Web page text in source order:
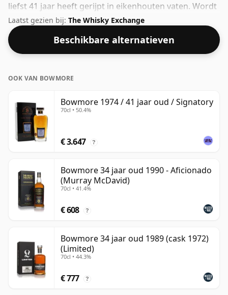
liefst 41 jaar heeft gerijpt in eikenhouten vaten. Wordt
geleverd in een gewone fles van 70 cl en wordt
gebotteld op een gezond alcoholpercentage van
44,5%.
Laatst gezien bij: The Whisky Exchange
Beschikbare alternatieven
OOK VAN BOWMORE
Bowmore 1974 / 41 jaar oud / Signatory
70cl • 50.4%
€ 3.647 ?
Bowmore 34 jaar oud 1990 - Aficionado
(Murray McDavid)
70cl • 41.4%
€ 608 ?
Bowmore 34 jaar oud 1989 (cask 1972)
(Limited)
70cl • 44.3%
€ 777 ?